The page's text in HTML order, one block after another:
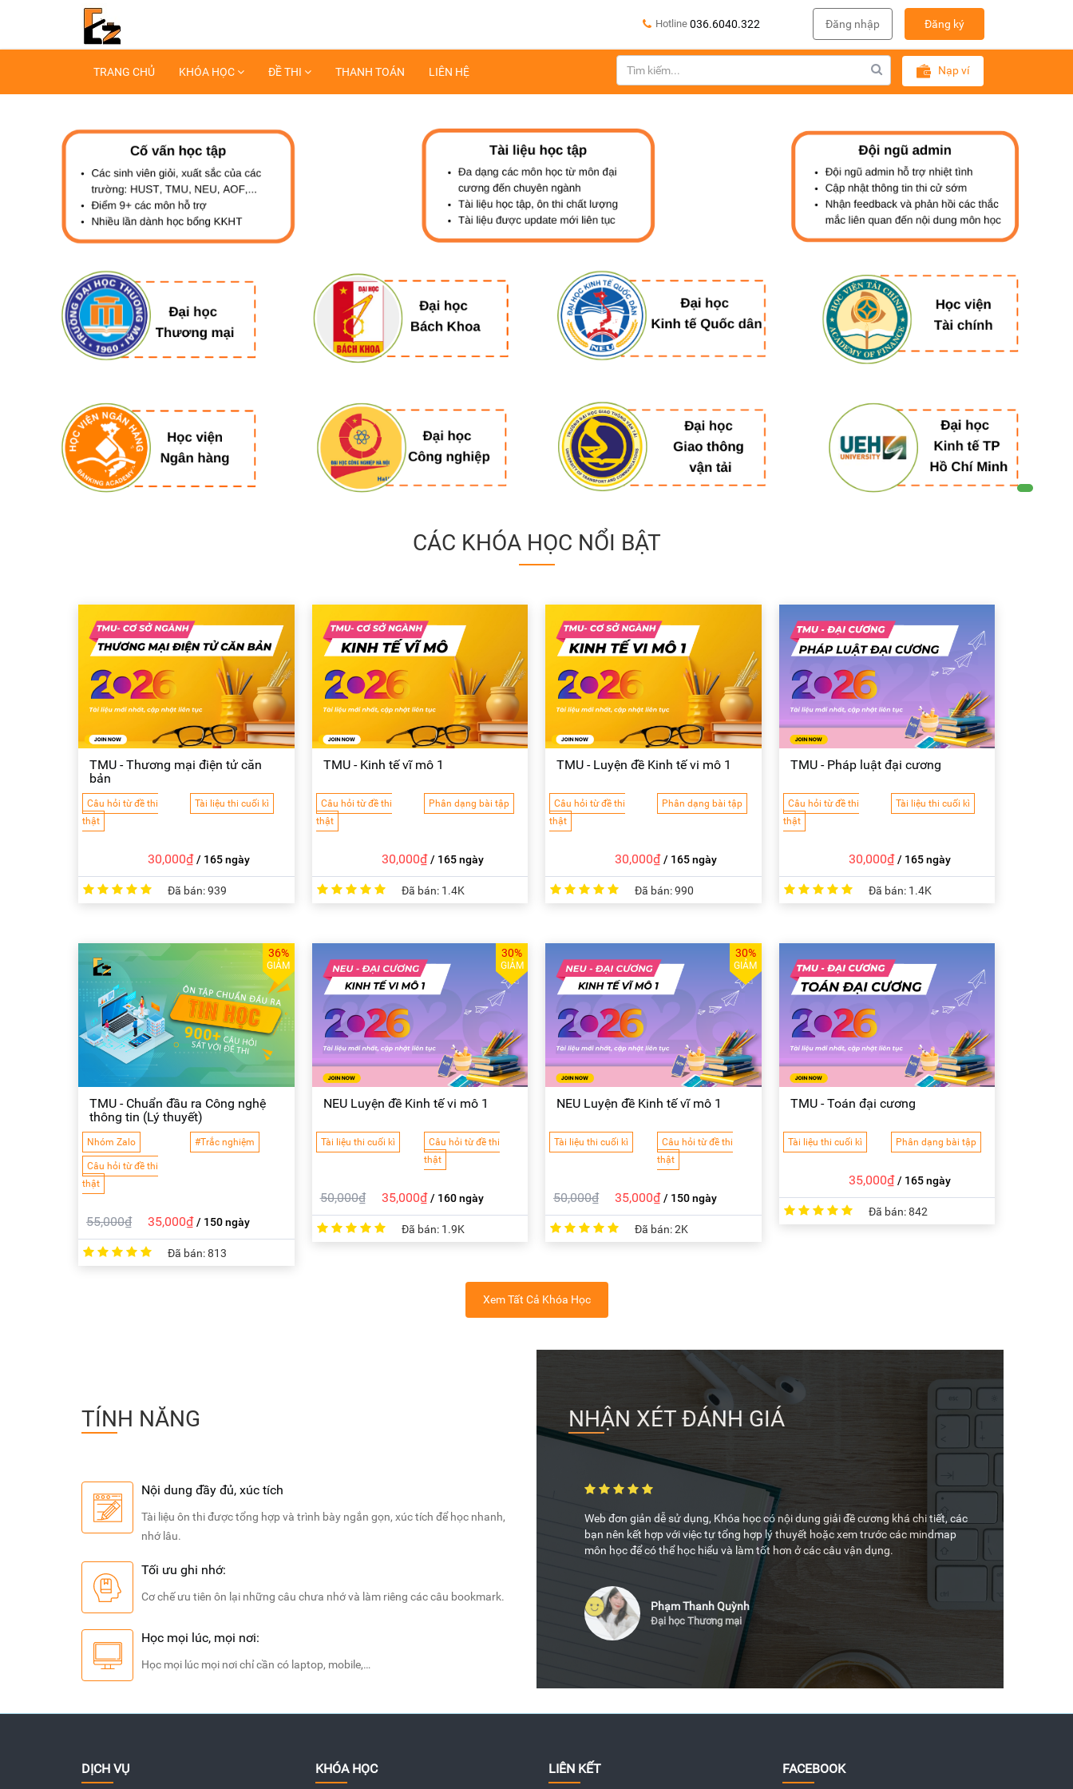
Hotline 036.6040.322 Đăng nhập Đăng ký
TRANG CHỦ KHÓA HỌC ĐỀ THI THANH TOÁN LIÊN HỆ Nạp ví
CÁC KHÓA HỌC NỔI BẬT
TMU - Thương mại điện tử căn
bản
Câu hỏi từ đề thi
thật
Tài liệu thi cuối kì
30,000₫/ 165 ngày
Đã bán:939
TMU - Kinh tế vĩ mô 1
Câu hỏi từ đề thi
thật
Phân dạng bài tập
30,000₫/ 165 ngày
Đã bán:1.4K
TMU - Luyện đề Kinh tế vi mô 1
Câu hỏi từ đề thi
thật
Phân dạng bài tập
30,000₫/ 165 ngày
Đã bán:990
TMU - Pháp luật đại cương
Câu hỏi từ đề thi
thật
Tài liệu thi cuối kì
30,000₫/ 165 ngày
Đã bán:1.4K
36%
GIẢM
TMU - Chuẩn đầu ra Công nghệ
thông tin (Lý thuyết)
Nhóm Zalo #Trắc nghiệm
Câu hỏi từ đề thi
thật
55,000₫ 35,000₫/ 150 ngày
Đã bán:813
30%
GIẢM
NEU Luyện đề Kinh tế vi mô 1
Tài liệu thi cuối kì
Câu hỏi từ đề thi
thật
50,000₫ 35,000₫/ 160 ngày
Đã bán:1.9K
30%
GIẢM
NEU Luyện đề Kinh tế vĩ mô 1
Tài liệu thi cuối kì
Câu hỏi từ đề thi
thật
50,000₫ 35,000₫/ 150 ngày
Đã bán:2K
TMU - Toán đại cương
Tài liệu thi cuối kì Phân dạng bài tập
35,000₫/ 165 ngày
Đã bán:842
Xem Tất Cả Khóa Học
TÍNH NĂNG
Nội dung đầy đủ, xúc tích
Tài liệu ôn thi được tổng hợp và trình bày ngắn gọn, xúc tích để học nhanh,
nhớ lâu.
Tối ưu ghi nhớ:
Cơ chế ưu tiên ôn lại những câu chưa nhớ và làm riêng các câu bookmark.
Học mọi lúc, mọi nơi:
Học mọi lúc mọi nơi chỉ cần có laptop, mobile,…
NHẬN XÉT ĐÁNH GIÁ
Nhờ có phần mềm mà em cảm thấy việc học dễ dàng hơn rất nhiều, đề cương rất
ngắn gọn và xúc tích.
Nguyễn Ngọc Lan
Trường Đại học Thương mại
Web đơn giản dễ sử dụng, Khóa học có nội dung giải đề cương khá chi tiết, các
bạn nên kết hợp với việc tự tổng hợp lý thuyết hoặc xem trước các mindmap
môn học để có thể học hiểu và làm tốt hơn ở các câu vận dụng.
Phạm Thanh Quỳnh
Đại học Thương mại
DỊCH VỤ KHÓA HỌC LIÊN KẾT FACEBOOK